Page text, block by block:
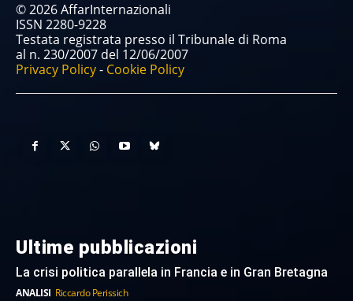
© 2026 AffarInternazionali
ISSN 2280-9228
Testata registrata presso il Tribunale di Roma
al n. 230/2007 del 12/06/2007
Privacy Policy- Cookie Policy
Ultime pubblicazioni
La crisi politica parallela in Francia e in Gran Bretagna
ANALISI Riccardo Perissich